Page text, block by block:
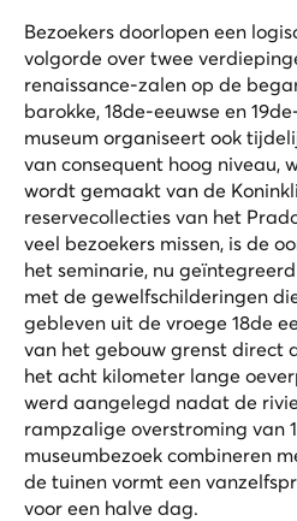
Bezoekers doorlopen een
volgorde over twee
renaissance-zalen op de
barokke, 18de-eeuwse en
museum organiseert ook
van consequent hoog niveau,
wordt gemaakt van de
reservecollecties van het
veel bezoekers missen, is de
het seminarie, nu
met de gewelfschilderingen
gebleven uit de vroege 18de
van het gebouw grenst direct
het acht kilometer lange
werd aangelegd nadat de
rampzalige overstroming van
museumbezoek combineren
de tuinen vormt een
voor een halve dag.